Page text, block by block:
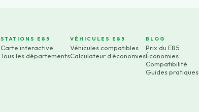
STATIONS E85
Carte interactive
Tous les départements
VÉHICULES E85
Véhicules compatibles
Calculateur d'économies
BLOG
Prix du E85
Économies
Compatibilité
Guides pratiques